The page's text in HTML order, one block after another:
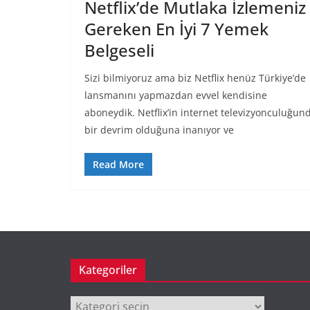
Netflix’de Mutlaka İzlemeniz
Gereken En İyi 7 Yemek
Belgeseli
Sizi bilmiyoruz ama biz Netflix henüz Türkiye’de
lansmanını yapmazdan evvel kendisine
aboneydik. Netflix’in internet
bir devrim olduğuna inanıyor ve
Read More
Kategoriler
Kategoriler